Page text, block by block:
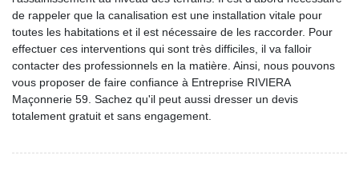
de rappeler que la canalisation est une installation vitale pour
toutes les habitations et il est nécessaire de les raccorder. Pour
effectuer ces interventions qui sont très difficiles, il va falloir
contacter des professionnels en la matière. Ainsi, nous pouvons
vous proposer de faire confiance à Entreprise RIVIERA
Maçonnerie 59. Sachez qu'il peut aussi dresser un devis
totalement gratuit et sans engagement.